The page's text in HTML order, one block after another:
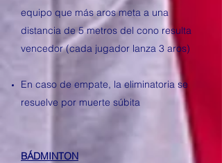
equipo que más aros meta a una
distancia de 5 metros del cono resulta
vencedor (cada jugador lanza 3 aros)
En caso de empate, la eliminatoria se
resuelve por muerte súbita
BÁDMINTON